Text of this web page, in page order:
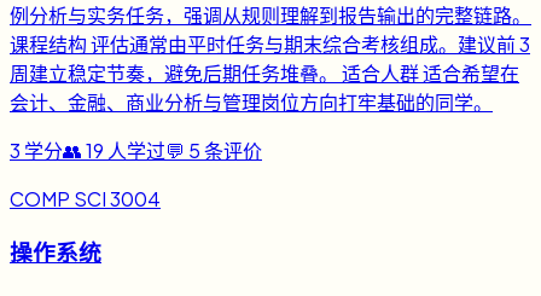
例分析与实务任务，强调从规则理解到报告输出的完整链路。
课程结构 评估通常由平时任务与期末综合考核组成。建议前 3
周建立稳定节奏，避免后期任务堆叠。 适合人群 适合希望在
会计、金融、商业分析与管理岗位方向打牢基础的同学。
3 学分👥19 人学过💬 5条评价
COMP SCI 3004
操作系统